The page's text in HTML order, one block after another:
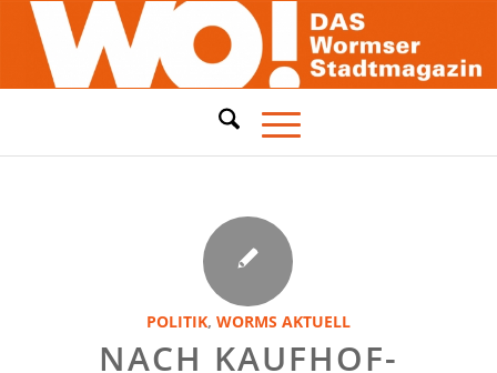
POLITIK, WORMS AKTUELL
NACH KAUFHOF-